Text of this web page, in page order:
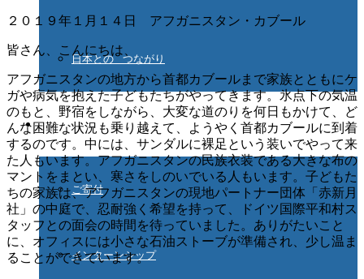
日本との つながり
ご協力ください
ご寄付
インターンシップ
２０１９年１月１４日 アフガニスタン・カブール
皆さん、こんにちは、
アフガニスタンの地方から首都カブールまで家族とともにケ
ガや病気を抱えた子どもたちがやってきます。氷点下の気温
のもと、野宿をしながら、大変な道のりを何日もかけて、ど
んな困難な状況も乗り越えて、ようやく首都カブールに到着
するのです。中には、サンダルに裸足という装いでやって来
た人もいます。アフガニスタンの民族衣装である大きな布の
マントをまとい、寒さをしのいでいる人もいます。子どもた
ちの家族は、アフガニスタンの現地パートナー団体「赤新月
社」の中庭で、忍耐強く希望を持って、ドイツ国際平和村ス
タッフとの面会の時間を待っていました。ありがたいこと
に、オフィスには小さな石油ストーブが準備され、少し温ま
ることができています。